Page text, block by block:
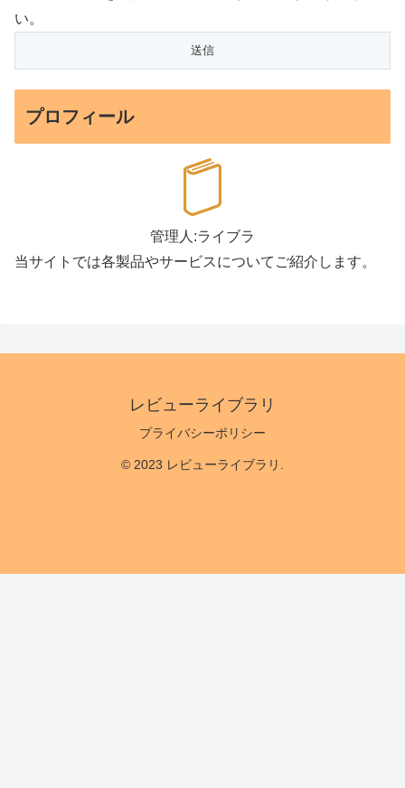
い。
プロフィール
管理人:ライブラ
当サイトでは各製品やサービスについてご紹介します。
レビューライブラリ
プライバシーポリシー
© 2023 レビューライブラリ.